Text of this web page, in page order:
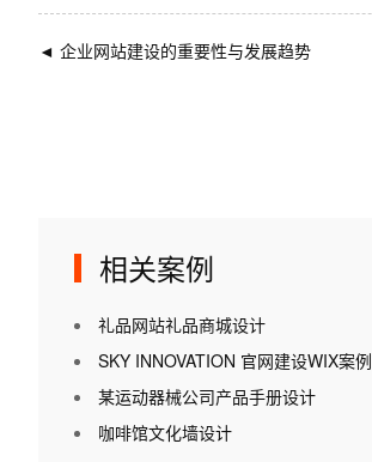
◄ 企业网站建设的重要性与发展趋势
相关案例
礼品网站礼品商城设计
SKY INNOVATION 官网建设WIX案例
某运动器械公司产品手册设计
咖啡馆文化墙设计